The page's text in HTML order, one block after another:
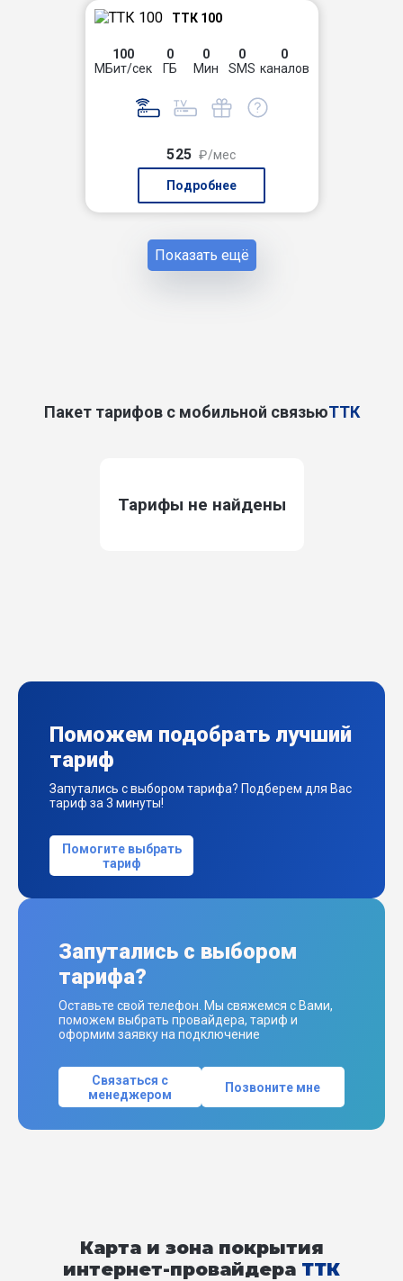
ТТК 100
100
МБит/сек
0
ГБ
0
Мин
0
SMS
0
каналов
525 ₽/мес
Подробнее
Показать ещё
Пакет тарифов с мобильной связьюТТК
Тарифы не найдены
Поможем подобрать лучший
тариф
Запутались с выбором тарифа? Подберем для Вас
тариф за 3 минуты!
Помогите выбрать
тариф
Запутались с выбором
тарифа?
Оставьте свой телефон. Мы свяжемся с Вами,
поможем выбрать провайдера, тариф и
оформим заявку на подключение
Связаться с
менеджером
Позвоните мне
Карта и зона покрытия
интернет-провайдера ТТК